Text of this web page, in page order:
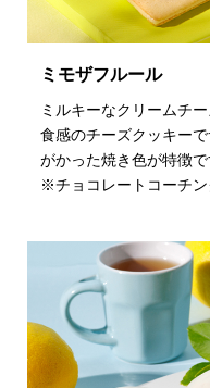
ミモザフルール
ミルキーなクリームチ
食感のチーズクッキー
がかった焼き色が特徴で
※チョコレートコーチン